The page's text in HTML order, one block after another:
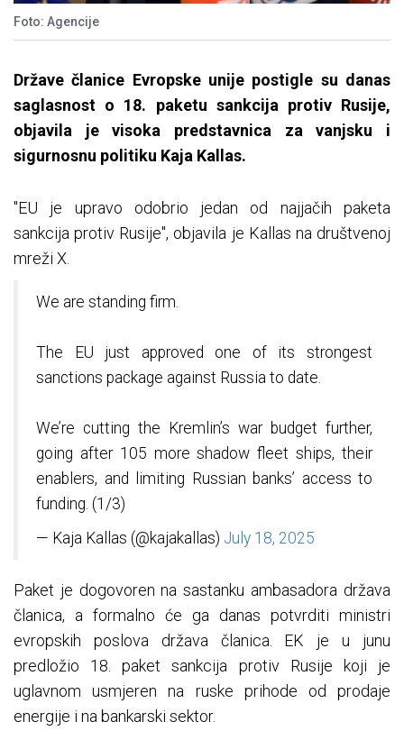
Foto: Agencije
Države članice Evropske unije postigle su danas
saglasnost o 18. paketu sankcija protiv Rusije,
objavila je visoka predstavnica za vanjsku i
sigurnosnu politiku Kaja Kallas.
"EU je upravo odobrio jedan od najjačih paketa
sankcija protiv Rusije", objavila je Kallas na društvenoj
mreži X.
We are standing firm.
The EU just approved one of its strongest
sanctions package against Russia to date.
We’re cutting the Kremlin’s war budget further,
going after 105 more shadow fleet ships, their
enablers, and limiting Russian banks’ access to
funding. (1/3)
— Kaja Kallas (@kajakallas) July 18, 2025
Paket je dogovoren na sastanku ambasadora država
članica, a formalno će ga danas potvrditi ministri
evropskih poslova država članica. EK je u junu
predložio 18. paket sankcija protiv Rusije koji je
uglavnom usmjeren na ruske prihode od prodaje
energije i na bankarski sektor.